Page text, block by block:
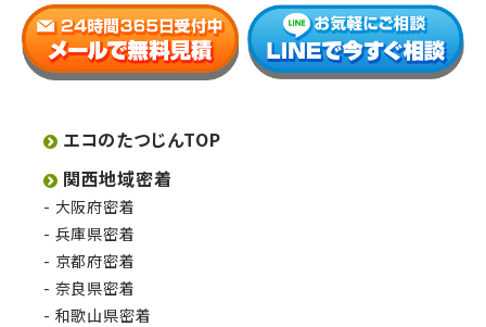
エコのたつじんTOP
関西地域密着
大阪府密着
兵庫県密着
京都府密着
奈良県密着
和歌山県密着